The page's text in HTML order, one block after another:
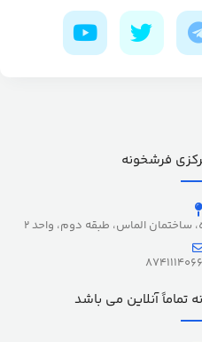
فرشخونه
ساختمان الماس، طبقه دوم، واحد 2
آنلاین می باشد